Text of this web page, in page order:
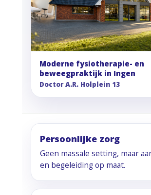
Moderne fysiotherapie- en
beweegpraktijk in Ingen
Doctor A.R. Holplein 13
Persoonlijke zorg
Geen massale setting, maar
en begeleiding op maat.